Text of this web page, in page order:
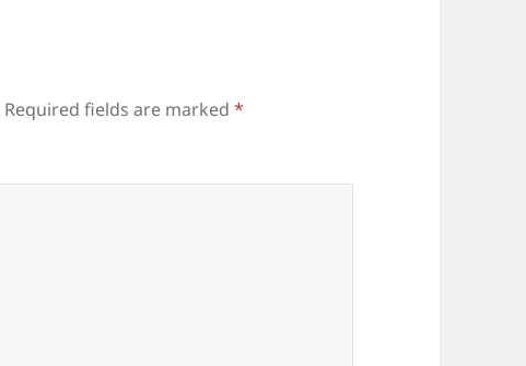
Required fields are marked*